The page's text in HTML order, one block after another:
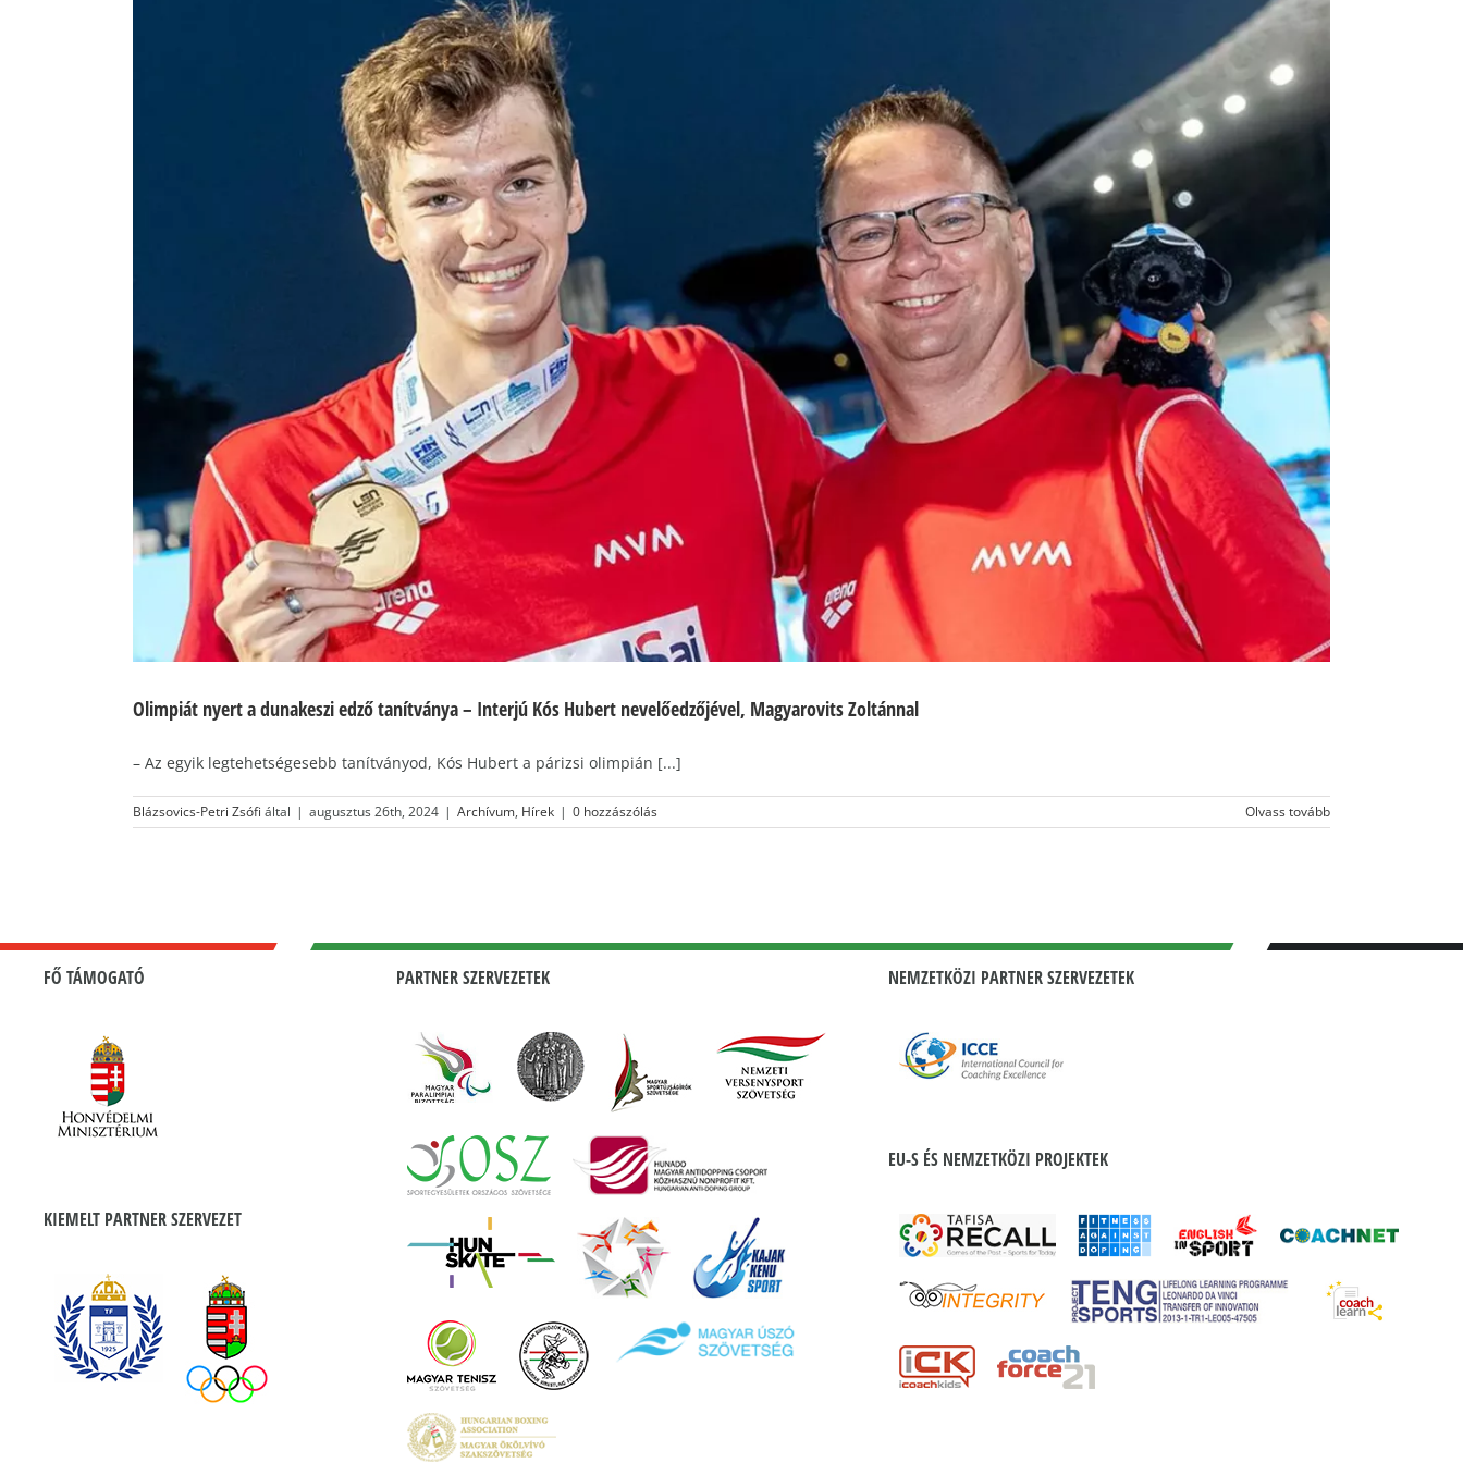
Olimpiát nyert a dunakeszi edző tanítványa – Interjú Kós Hubert nevelőedzőjével, Magyarovits Zoltánnal
– Az egyik legtehetségesebb tanítványod, Kós Hubert a párizsi olimpián [...]
Blázsovics-Petri Zsófi által | augusztus 26th, 2024 | Archívum, Hírek | 0 hozzászólás Olvass tovább
FŐ TÁMOGATÓ
KIEMELT PARTNER SZERVEZET
PARTNER SZERVEZETEK NEMZETKÖZI PARTNER SZERVEZETEK
EU-S ÉS NEMZETKÖZI PROJEKTEK